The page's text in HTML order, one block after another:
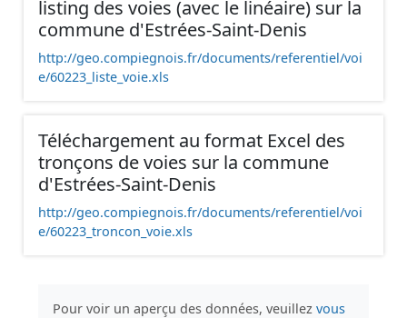
listing des voies (avec le linéaire) sur la
commune d'Estrées-Saint-Denis
http://geo.compiegnois.fr/documents/referentiel/voi
e/60223_liste_voie.xls
Téléchargement au format Excel des
tronçons de voies sur la commune
d'Estrées-Saint-Denis
http://geo.compiegnois.fr/documents/referentiel/voi
e/60223_troncon_voie.xls
Pour voir un aperçu des données, veuillez vous